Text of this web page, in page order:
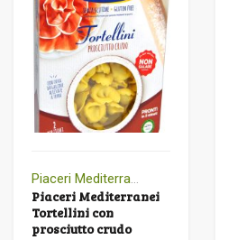
Piaceri Mediterranei
Tortellini con
prosciutto crudo